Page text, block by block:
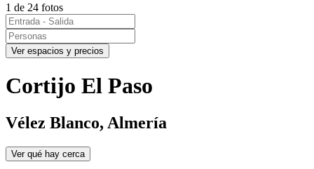
1 de 24 fotos
Ver espacios y precios
Cortijo El Paso
Vélez Blanco, Almería
Ver qué hay cerca